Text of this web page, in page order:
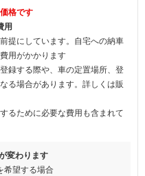
格です
用
提にしています。自宅への納車
用がかかります
録する際や、車の定置場所、登
る場合があります。詳しくは販
るために必要な費用も含まれて
変わります
希望する場合